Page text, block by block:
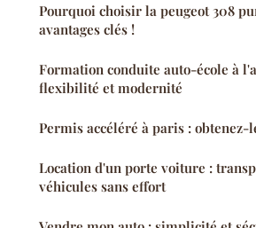
Pourquoi choisir la peugeot 308
avantages clés !
Formation conduite auto-école à
flexibilité et modernité
Permis accéléré à paris : obtenez-
Location d'un porte voiture :
véhicules sans effort